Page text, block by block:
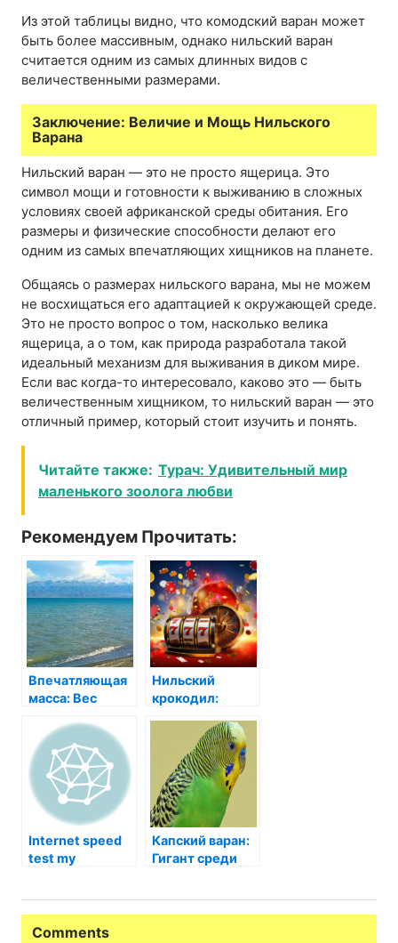
Из этой таблицы видно, что комодский варан может
быть более массивным, однако нильский варан
считается одним из самых длинных видов с
величественными размерами.
Заключение: Величие и Мощь Нильского
Варана
Нильский варан — это не просто ящерица. Это
символ мощи и готовности к выживанию в сложных
условиях своей африканской среды обитания. Его
размеры и физические способности делают его
одним из самых впечатляющих хищников на планете.
Общаясь о размерах нильского варана, мы не можем
не восхищаться его адаптацией к окружающей среде.
Это не просто вопрос о том, насколько велика
ящерица, а о том, как природа разработала такой
идеальный механизм для выживания в диком мире.
Если вас когда-то интересовало, каково это — быть
величественным хищником, то нильский варан — это
отличный пример, который стоит изучить и понять.
Читайте также: Турач: Удивительный мир
маленького зоолога любви
Рекомендуем Прочитать:
Впечатляющая
масса: Вес
варана и его
значение
Нильский
крокодил:
величие одного
из самых
опасных
хищников
Internet speed
test my
Капский варан:
Гигант среди
Comments